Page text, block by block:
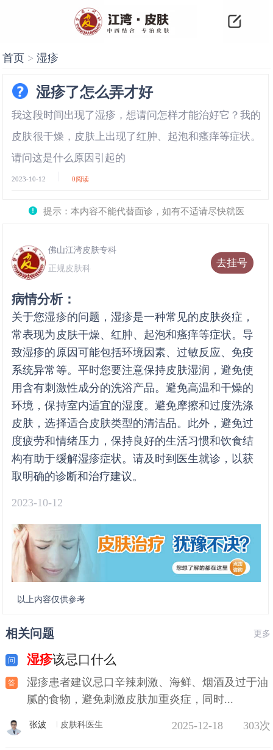
首页 >湿疹
湿疹了怎么弄才好
我这段时间出现了湿疹，想请问怎样才能治好它？我的
皮肤很干燥，皮肤上出现了红肿、起泡和瘙痒等症状。
请问这是什么原因引起的
2023-10-12 0阅读
提示：本内容不能代替面诊，如有不适请尽快就医
去挂号
佛山江湾皮肤专科
正规皮肤科
病情分析：
关于您湿疹的问题，湿疹是一种常见的皮肤炎症，
常表现为皮肤干燥、红肿、起泡和瘙痒等症状。导
致湿疹的原因可能包括环境因素、过敏反应、免疫
系统异常等。平时您要注意保持皮肤湿润，避免使
用含有刺激性成分的洗浴产品。避免高温和干燥的
环境，保持室内适宜的湿度。避免摩擦和过度洗涤
皮肤，选择适合皮肤类型的清洁品。此外，避免过
度疲劳和情绪压力，保持良好的生活习惯和饮食结
构有助于缓解湿疹症状。请及时到医生就诊，以获
取明确的诊断和治疗建议。
2023-10-12
以上内容仅供参考
相关问题 更多
湿疹该忌口什么
湿疹患者建议忌口辛辣刺激、海鲜、烟酒及过于油
腻的食物，避免刺激皮肤加重炎症，同时...
张波 皮肤科医生 2025-12-18 303次